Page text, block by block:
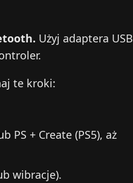
Użyj adaptera USB
te kroki:
PS + Create (PS5), aż
wibracje).